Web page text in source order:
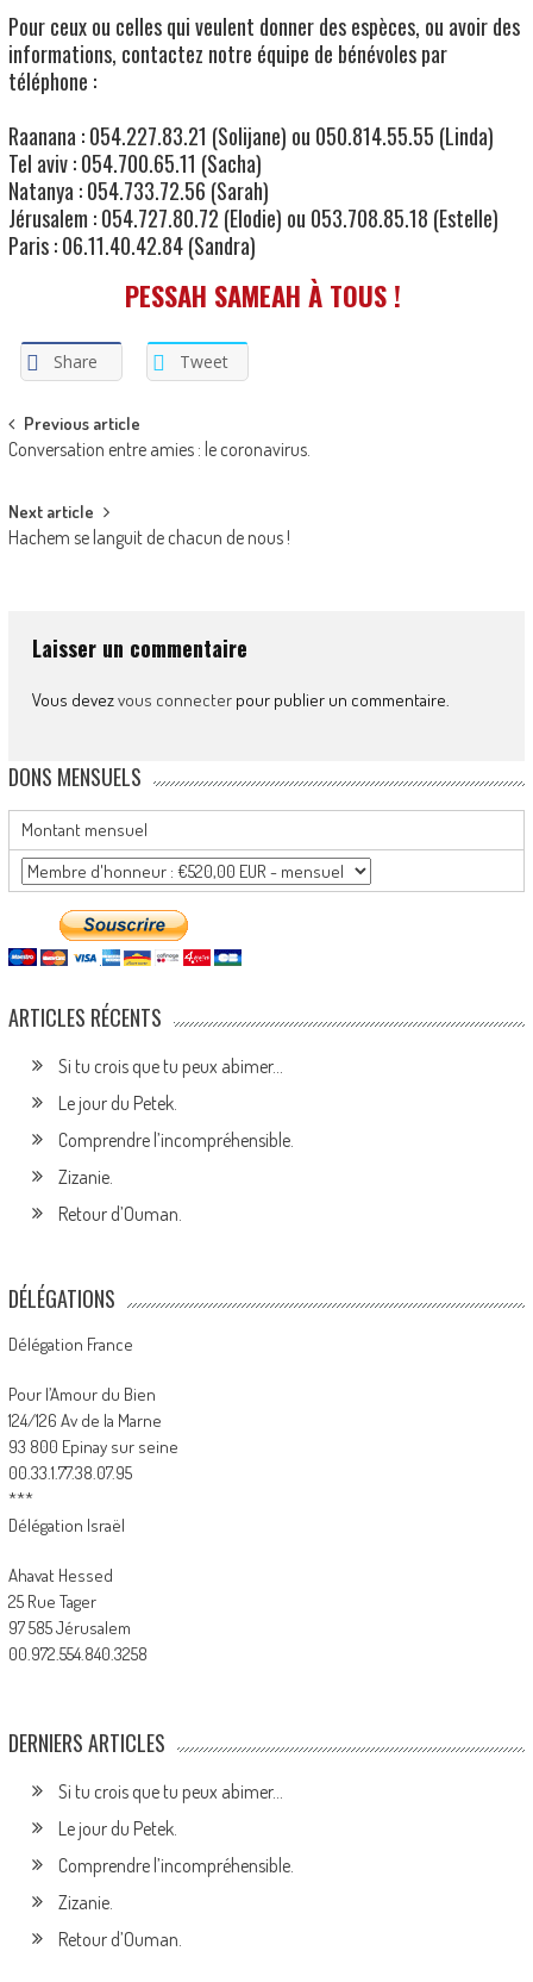
Pour ceux ou celles qui veulent donner des espèces, ou avoir des
informations, contactez notre équipe de bénévoles par
téléphone :
Raanana : 054.227.83.21 (Solijane) ou 050.814.55.55 (Linda)
Tel aviv : 054.700.65.11 (Sacha)
Natanya : 054.733.72.56 (Sarah)
Jérusalem : 054.727.80.72 (Elodie) ou 053.708.85.18 (Estelle)
Paris : 06.11.40.42.84 (Sandra)
PESSAH SAMEAH À TOUS !
Share Tweet
Post
navigation
Previous article
Conversation entre amies : le coronavirus.
Next article
Hachem se languit de chacun de nous !
Laisser un commentaire
Vous devezvous connecterpour publier un commentaire.
DONS MENSUELS
Montant mensuel
ARTICLES RÉCENTS
Si tu crois que tu peux abimer…
Le jour du Petek.
Comprendre l’incompréhensible.
Zizanie.
Retour d’Ouman.
DÉLÉGATIONS
Délégation France
Pour l’Amour du Bien
124/126 Av de la Marne
93 800 Epinay sur seine
00.33.1.77.38.07.95
***
Délégation Israël
Ahavat Hessed
25 Rue Tager
97 585 Jérusalem
00.972.554.840.3258
DERNIERS ARTICLES
Si tu crois que tu peux abimer…
Le jour du Petek.
Comprendre l’incompréhensible.
Zizanie.
Retour d’Ouman.